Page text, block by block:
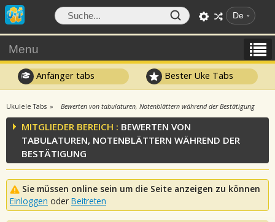
De
Menu
Anfänger tabs Bester Uke Tabs
Ukulele Tabs Bewerten von tabulaturen, Notenblättern während der Bestätigung
MITGLIEDER BEREICH : BEWERTEN VON
TABULATUREN, NOTENBLÄTTERN WÄHREND DER
BESTÄTIGUNG
Sie müssen online sein um die Seite anzeigen zu können
Einloggen oder Beitreten